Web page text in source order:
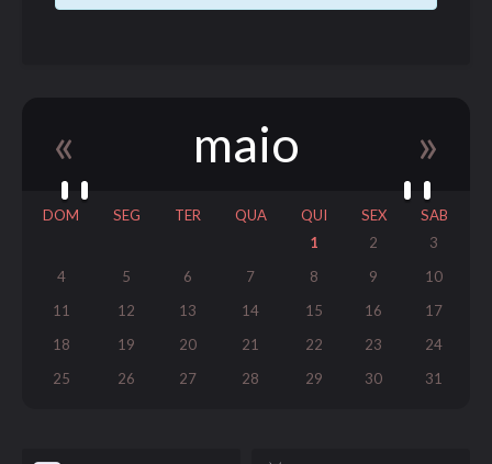
« maio »
DOM SEG TER QUA QUI SEX
SAB
1
2
3
4
5 6 7 8 9
10
11
12 13 14 15 16
17
18
19 20 21 22 23
24
25
26 27 28 29 30 31